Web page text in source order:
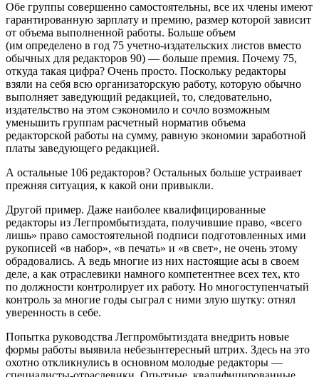
Обе группы совершенно самостоятельны, все их члены имеют
гарантированную зарплату и премию, размер которой зависит
от объема выполненной работы. Больше объем
(им определено в год 75 учетно-издательских листов вместо
обычных для редакторов 90) — больше премия. Почему 75,
откуда такая цифра? Очень просто. Поскольку редакторы
взяли на себя всю организаторскую работу, которую обычно
выполняет заведующий редакцией, то, следовательно,
издательство на этом сэкономило и сочло возможным
уменьшить группам расчетный норматив объема
редакторской работы на сумму, равную экономии заработной
платы заведующего редакцией.
А остальные 106 редакторов? Остальных больше устраивает
прежняя ситуация, к какой они привыкли.
Другой пример. Даже наиболее квалифицированные
редакторы из Легпромбытиздата, получившие право, «всего
лишь» право самостоятельной подписи подготовленных ими
рукописей «в набор», «в печать» и «в свет», не очень этому
обрадовались. А ведь многие из них настоящие асы в своем
деле, а как отраслевики намного компетентнее всех тех, кто
по должности контролирует их работу. Но многоступенчатый
контроль за многие годы сыграл с ними злую шутку: отнял
уверенность в себе.
Попытка руководства Легпромбытиздата внедрить новые
формы работы выявила небезынтересный штрих. Здесь на это
охотно откликнулись в основном молодые редакторы —